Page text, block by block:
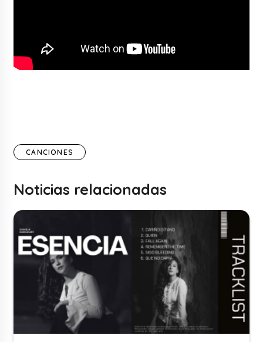
CANCIONES
Noticias relacionadas